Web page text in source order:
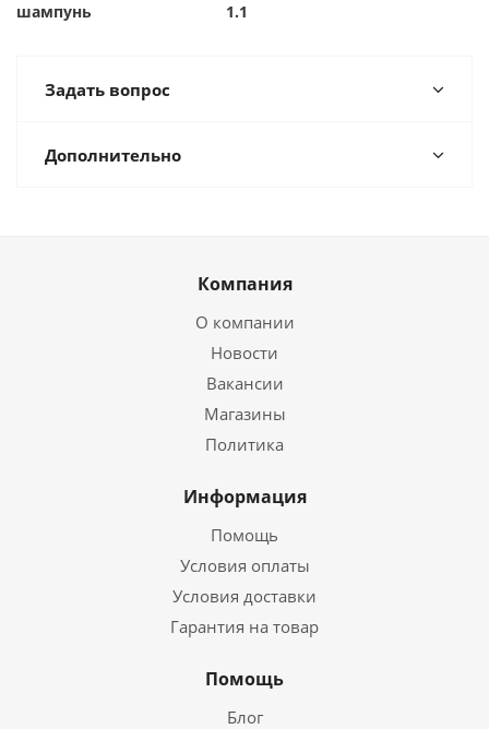
шампунь 1.1
Задать вопрос
Дополнительно
Компания
О компании
Новости
Вакансии
Магазины
Политика
Информация
Помощь
Условия оплаты
Условия доставки
Гарантия на товар
Помощь
Блог